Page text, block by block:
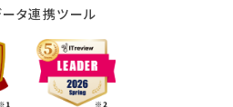
タ連携ツール